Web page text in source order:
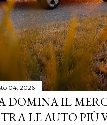
04, 2026
DOMINA IL
TRA LE AUTO